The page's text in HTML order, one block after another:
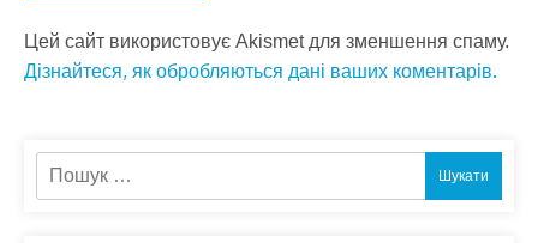
Цей сайт використовує Akismet для зменшення спаму.
Дізнайтеся, як обробляються дані ваших коментарів.
Пошук: